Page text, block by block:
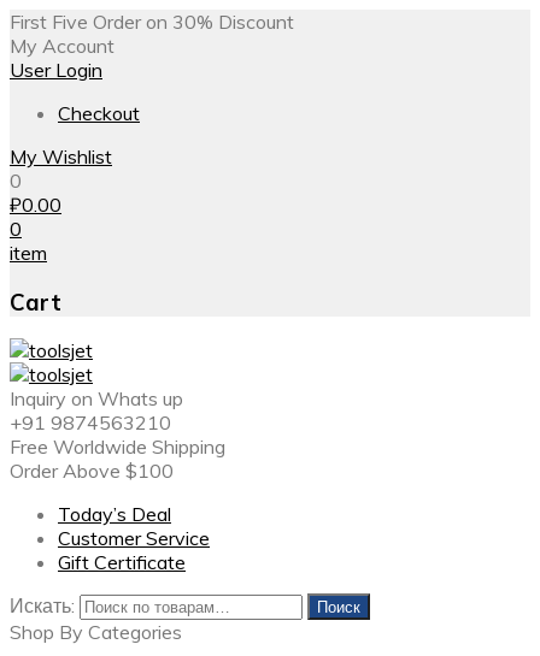
First Five Order on 30% Discount
My Account
User Login
Checkout
My Wishlist
0
₽0.00
0
item
Cart
Inquiry on Whats up
+91 9874563210
Free Worldwide Shipping
Order Above $100
Today’s Deal
Customer Service
Gift Certificate
Искать:
Поиск
Shop By Categories